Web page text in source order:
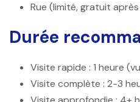
Rue (limité, gratuit après
Durée
Visite rapide : 1 heure
Visite complète : 2-3